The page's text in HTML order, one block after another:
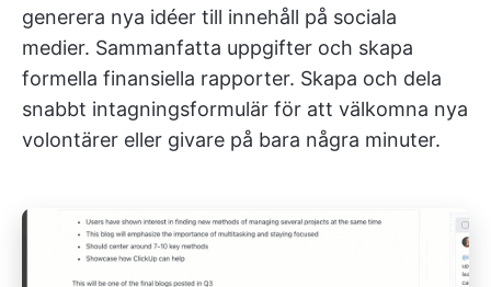
generera nya idéer till innehåll på sociala
medier. Sammanfatta uppgifter och skapa
formella finansiella rapporter. Skapa och dela
snabbt intagningsformulär för att välkomna nya
volontärer eller givare på bara några minuter.